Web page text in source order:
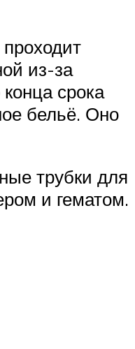
из-за
срока
бельё. Оно
трубки для
и гематом.